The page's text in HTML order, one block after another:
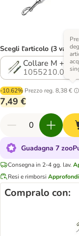
Scegli l'articolo (3
Collare M +
1055210.0
-10.62% Prezzo reg. 8,38 €
7,49 €
Guadagna 7
Consegna in 2-4 gg. lav.
Resi e rimborsi
Compralo con: